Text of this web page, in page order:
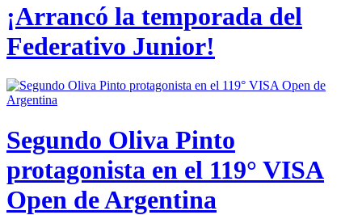
¡Arrancó la temporada del
Federativo Junior!
Segundo Oliva Pinto
protagonista en el 119° VISA
Open de Argentina